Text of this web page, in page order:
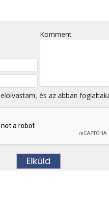
Komment
elolvastam, és az abban